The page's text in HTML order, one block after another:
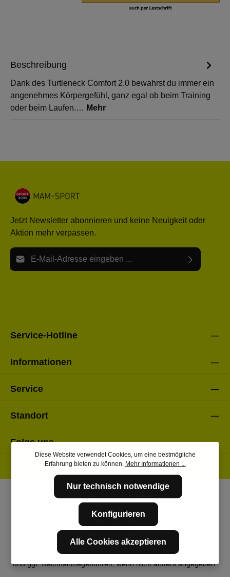
Beschreibung
Dank des Turtleneck Comfort 2.0 bewahrst du immer ein
angenehmes Körpergefühl, ganz egal ob beim Training
oder beim Laufen.… Mehr
Jetzt Newsletter abonnieren und keine Neuigkeit oder
Aktion mehr verpassen.
E-Mail-Adresse*
Service-Hotline
Informationen
Service
Standort
Folge uns
* Alle Preise inkl. gesetzl. Mehrwertsteuer zzgl.Versandkosten
und ggf. Nachnahmegebühren, wenn nicht anders angegeben.
Diese Website verwendet Cookies, um eine bestmögliche
Erfahrung bieten zu können. Mehr Informationen ...
Nur technisch notwendige
Konfigurieren
Alle Cookies akzeptieren